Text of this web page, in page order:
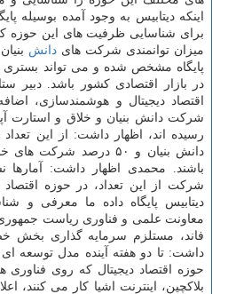
اینکه دیتابیس به وجود آمده بوسیله
برای شناسایی ظرفیت های این حوزه
میزان توانمندی شرکت های دانش
پایگاه مشخص شده و می تواند
در بازار اقتصادی کشور باشد. دبیر
شرکت دانش بنیان و خلاق و استارت
شرکت از این تعداد، در حوزه اقتصاد
دیتابیس پایگاه داده ما معرفی و
معاونت علمی و فناوری ریاست
فاند، مستلزم سرمایه گذاری بخش
داشت: تا دو هفته آینده مدل توسعه
حوزه اقتصاد دیجیتال که روی
بلاکچین، اینترنت اشیا کار می کنند،